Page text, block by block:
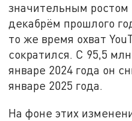
значительным ростом
декабрём прошлого
то же время охват
сократился. С 95,5
январе 2024 года он
январе 2025 года.
На фоне этих